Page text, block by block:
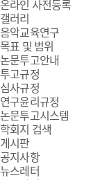
온라인 사전등록
갤러리
음악교육연구
목표 및 범위
논문투고안내
투고규정
심사규정
연구윤리규정
논문투고시스템
학회지 검색
게시판
공지사항
뉴스레터